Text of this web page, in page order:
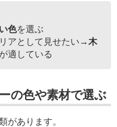
色を選ぶ
アとして見せたい→木
が適している
の色や素材で選ぶ
があります。